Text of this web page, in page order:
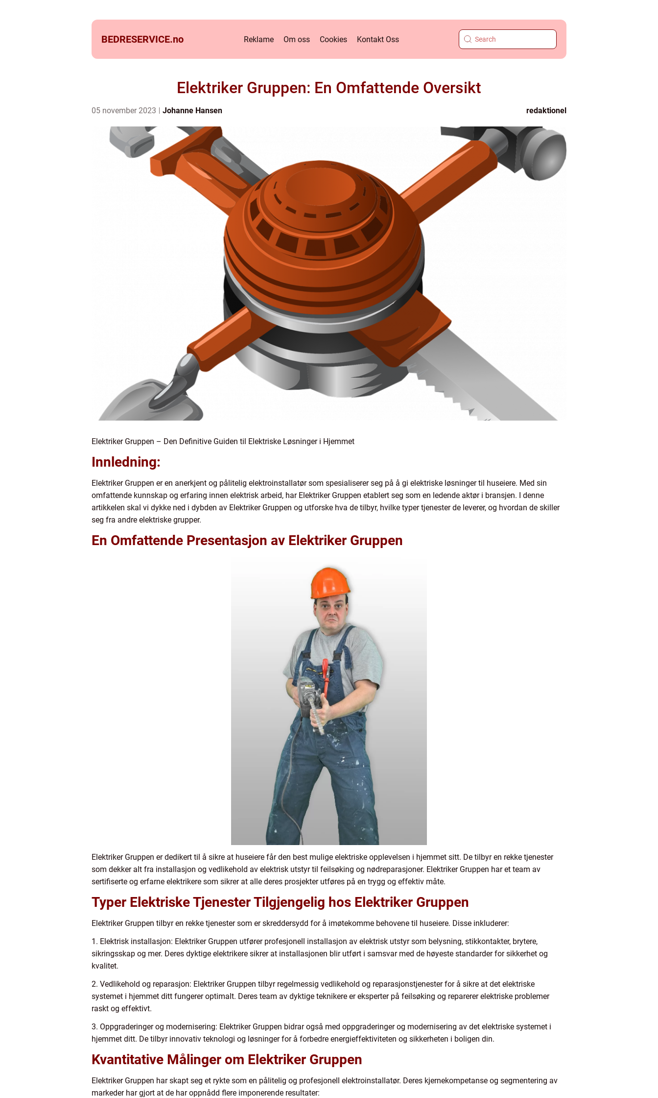
BEDRESERVICE.no Reklame Om oss Cookies Kontakt Oss
Elektriker Gruppen: En Omfattende Oversikt
05 november 2023 Johanne Hansen redaktionel
Elektriker Gruppen – Den Definitive Guiden til Elektriske Løsninger i Hjemmet
Innledning:
Elektriker Gruppen er en anerkjent og pålitelig elektroinstallatør som spesialiserer seg på å gi elektriske løsninger til huseiere. Med sin
omfattende kunnskap og erfaring innen elektrisk arbeid, har Elektriker Gruppen etablert seg som en ledende aktør i bransjen. I denne
artikkelen skal vi dykke ned i dybden av Elektriker Gruppen og utforske hva de tilbyr, hvilke typer tjenester de leverer, og hvordan de skiller
seg fra andre elektriske grupper.
En Omfattende Presentasjon av Elektriker Gruppen
Elektriker Gruppen er dedikert til å sikre at huseiere får den best mulige elektriske opplevelsen i hjemmet sitt. De tilbyr en rekke tjenester
som dekker alt fra installasjon og vedlikehold av elektrisk utstyr til feilsøking og nødreparasjoner. Elektriker Gruppen har et team av
sertifiserte og erfarne elektrikere som sikrer at alle deres prosjekter utføres på en trygg og effektiv måte.
Typer Elektriske Tjenester Tilgjengelig hos Elektriker Gruppen
Elektriker Gruppen tilbyr en rekke tjenester som er skreddersydd for å imøtekomme behovene til huseiere. Disse inkluderer:
1. Elektrisk installasjon: Elektriker Gruppen utfører profesjonell installasjon av elektrisk utstyr som belysning, stikkontakter, brytere,
sikringsskap og mer. Deres dyktige elektrikere sikrer at installasjonen blir utført i samsvar med de høyeste standarder for sikkerhet og
kvalitet.
2. Vedlikehold og reparasjon: Elektriker Gruppen tilbyr regelmessig vedlikehold og reparasjonstjenester for å sikre at det elektriske
systemet i hjemmet ditt fungerer optimalt. Deres team av dyktige teknikere er eksperter på feilsøking og reparerer elektriske problemer
raskt og effektivt.
3. Oppgraderinger og modernisering: Elektriker Gruppen bidrar også med oppgraderinger og modernisering av det elektriske systemet i
hjemmet ditt. De tilbyr innovativ teknologi og løsninger for å forbedre energieffektiviteten og sikkerheten i boligen din.
Kvantitative Målinger om Elektriker Gruppen
Elektriker Gruppen har skapt seg et rykte som en pålitelig og profesjonell elektroinstallatør. Deres kjernekompetanse og segmentering av
markeder har gjort at de har oppnådd flere imponerende resultater: